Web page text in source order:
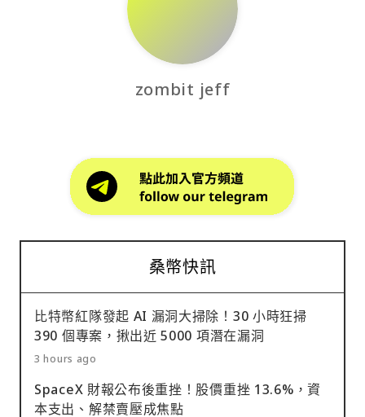
zombit jeff
桑幣快訊
比特幣紅隊發起 AI 漏洞大掃除！30 小時狂掃
390 個專案，揪出近 5000 項潛在漏洞
3 hours ago
SpaceX 財報公布後重挫！股價重挫 13.6%，資
本支出、解禁賣壓成焦點